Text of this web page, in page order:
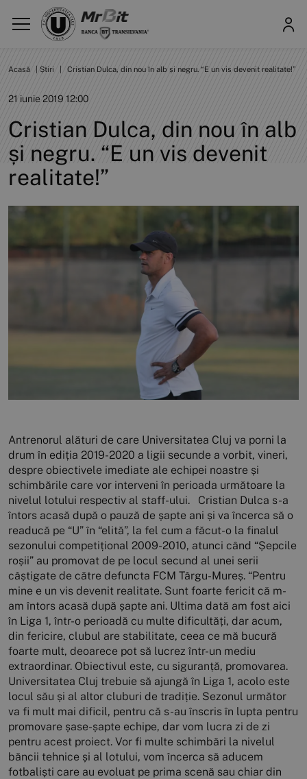
Acasă Știri Cristian Dulca, din nou în alb și negru. “E un vis devenit realitate!”
21 iunie 2019 12:00
Cristian Dulca, din nou în alb
și negru. “E un vis devenit
realitate!”
Antrenorul alături de care Universitatea Cluj va porni la
drum în ediția 2019-2020 a ligii secunde a vorbit, vineri,
despre obiectivele imediate ale echipei noastre și
schimbările care vor interveni în perioada următoare la
nivelul lotului respectiv al staff-ului. Cristian Dulca s-a
întors acasă după o pauză de șapte ani și va încerca să o
readucă pe “U” în “elită”, la fel cum a făcut-o la finalul
sezonului competițional 2009-2010, atunci când “Șepcile
roșii” au promovat de pe locul secund al unei serii
câștigate de către defuncta FCM Târgu-Mureș. “Pentru
mine e un vis devenit realitate. Sunt foarte fericit că m-
am întors acasă după șapte ani. Ultima dată am fost aici
în Liga 1, într-o perioadă cu multe dificultăți, dar acum,
din fericire, clubul are stabilitate, ceea ce mă bucură
foarte mult, deoarece pot să lucrez într-un mediu
extraordinar. Obiectivul este, cu siguranță, promovarea.
Universitatea Cluj trebuie să ajungă în Liga 1, acolo este
locul său și al altor cluburi de tradiție. Sezonul următor
va fi mult mai dificil, pentru că s-au înscris în lupta pentru
promovare șase-șapte echipe, dar vom lucra zi de zi
pentru acest proiect. Vor fi multe schimbări la nivelul
băncii tehnice și al lotului, vom încerca să aducem
fotbaliști care au evoluat pe prima scenă sau chiar din